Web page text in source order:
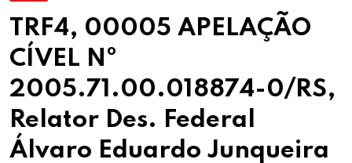
TRF4, 00005 APELAÇÃO
CÍVEL Nº
2005.71.00.018874-0/RS,
Relator Des. Federal
Álvaro Eduardo Junqueira